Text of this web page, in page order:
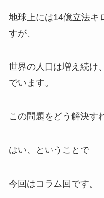
地球上には14億立法キ
すが、
世界の人口は増え続け
でいます。
この問題をどう解決す
はい、ということで
今回はコラム回です。